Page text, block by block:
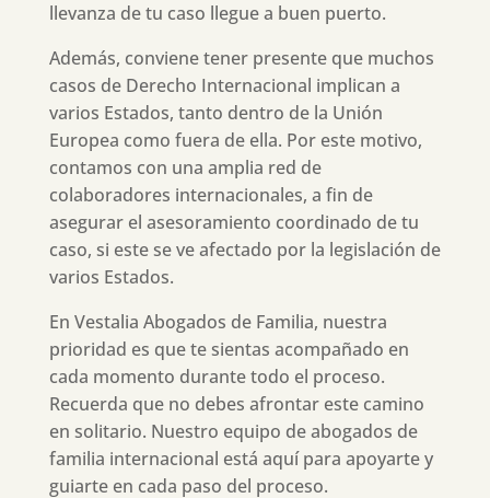
llevanza de tu caso llegue a buen puerto.
Además, conviene tener presente que muchos
casos de Derecho Internacional implican a
varios Estados, tanto dentro de la Unión
Europea como fuera de ella. Por este motivo,
contamos con una amplia red de
colaboradores internacionales, a fin de
asegurar el asesoramiento coordinado de tu
caso, si este se ve afectado por la legislación de
varios Estados.
En Vestalia Abogados de Familia, nuestra
prioridad es que te sientas acompañado en
cada momento durante todo el proceso.
Recuerda que no debes afrontar este camino
en solitario. Nuestro equipo de abogados de
familia internacional está aquí para apoyarte y
guiarte en cada paso del proceso.